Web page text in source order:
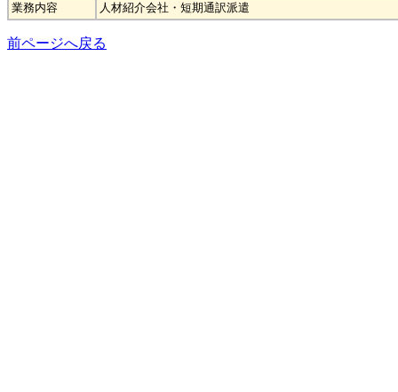
業務内容
人材紹介会社・短期通訳派遣
前ページへ戻る